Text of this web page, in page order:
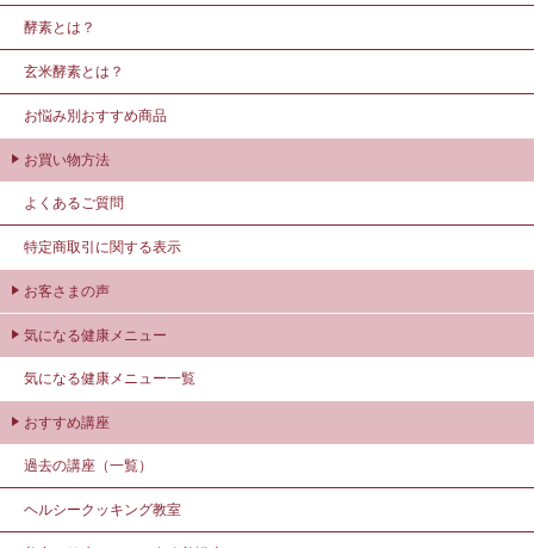
酵素とは？
玄米酵素とは？
お悩み別おすすめ商品
お買い物方法
よくあるご質問
特定商取引に関する表示
お客さまの声
気になる健康メニュー
気になる健康メニュー一覧
おすすめ講座
過去の講座（一覧）
ヘルシークッキング教室